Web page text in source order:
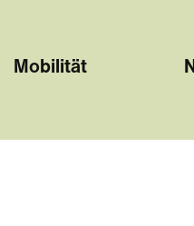
Mobilität